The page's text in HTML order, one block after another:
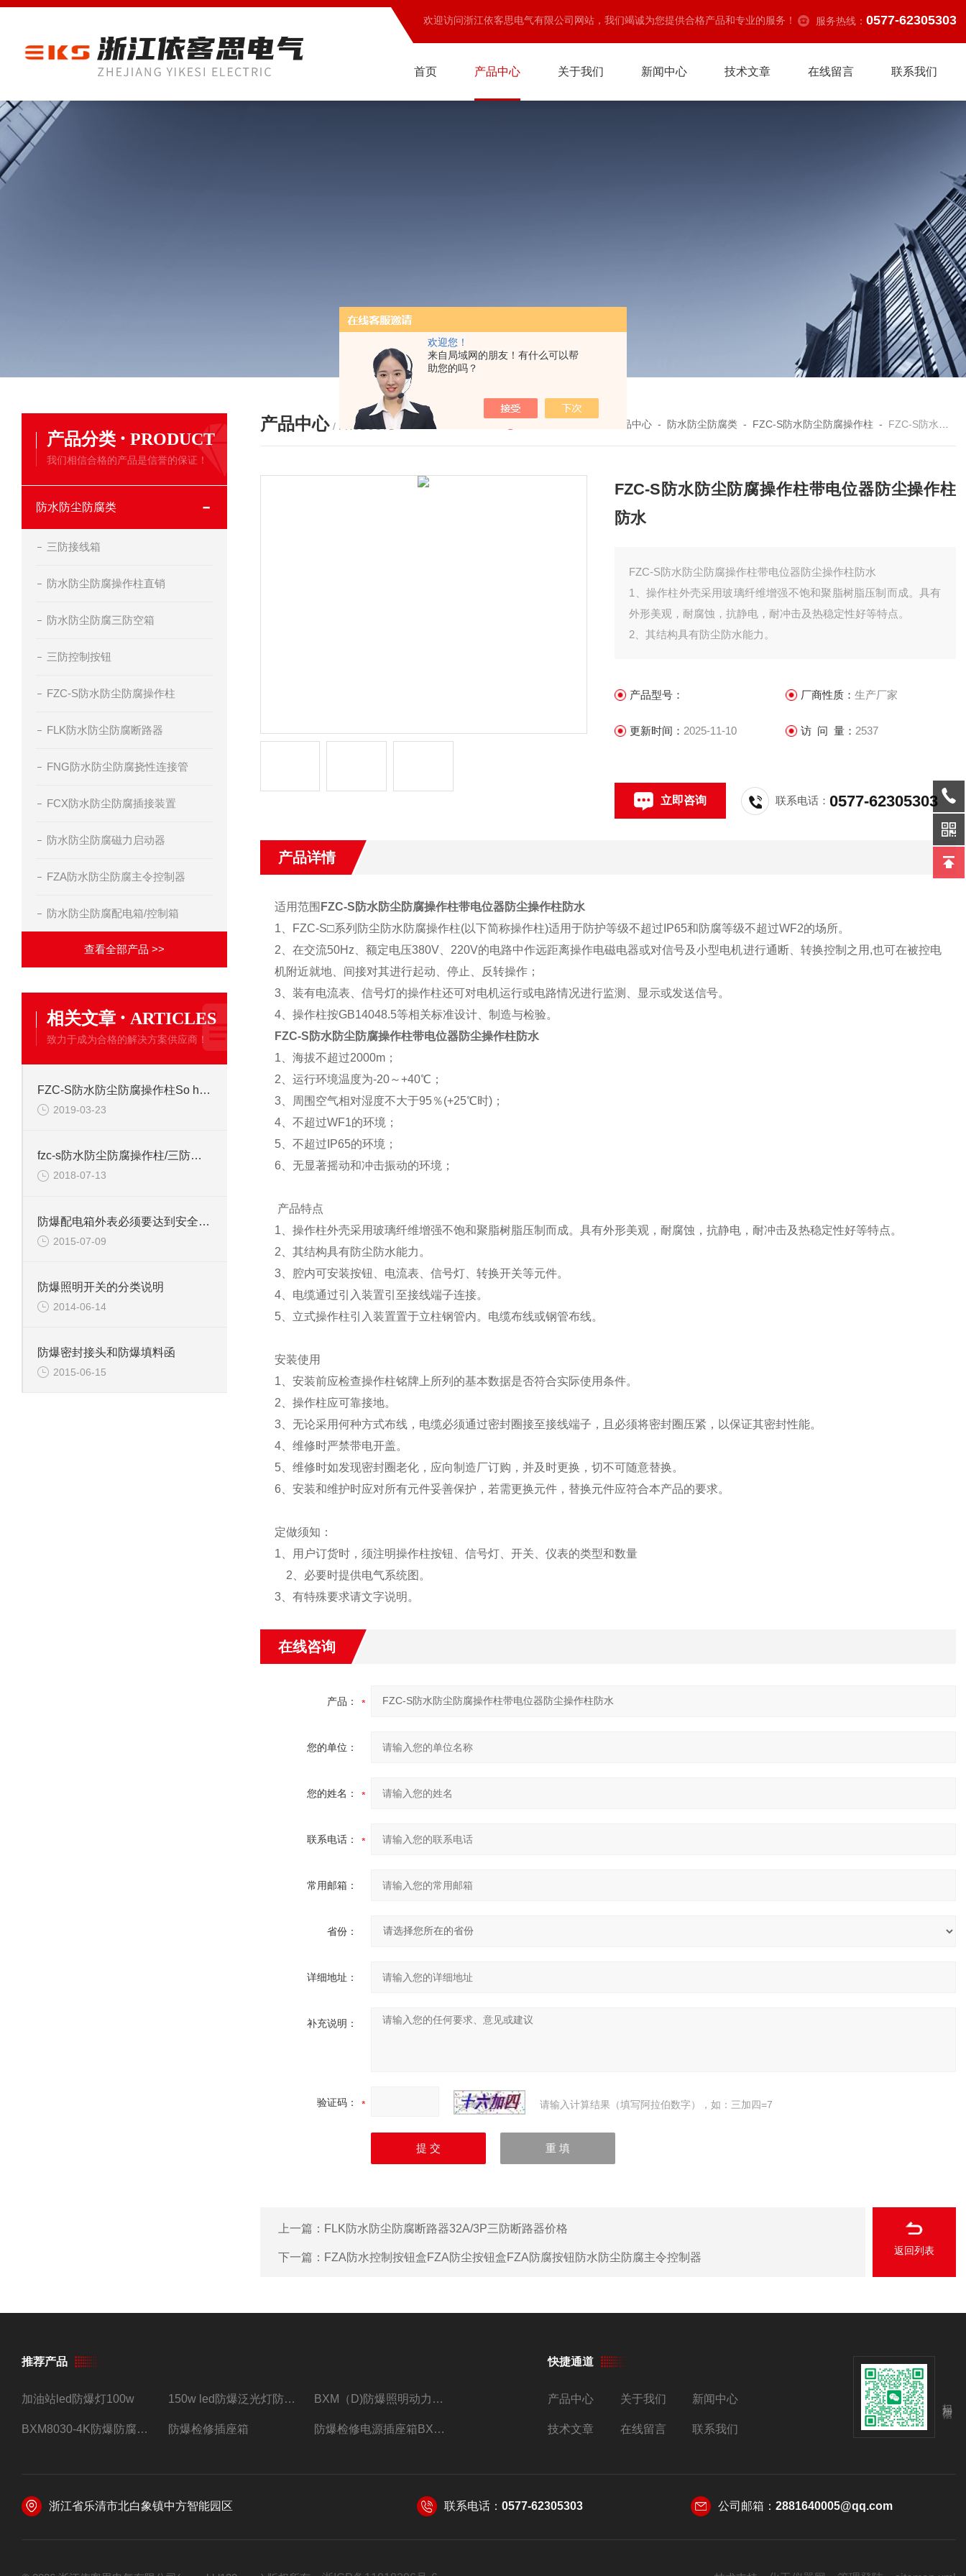
欢迎您！
来自局域网的朋友！有什么可以帮
助您的吗？
欢迎访问浙江依客思电气有限公司网站，我们竭诚为您提供合格产品和专业的服务！ 服务热线： 0577-62305303
首页 产品中心 关于我们 新闻中心 技术文章 在线留言 联系我们
产品分类 · PRODUCT
我们相信合格的产品是信誉的保证！
防水防尘防腐类
三防接线箱
防水防尘防腐操作柱直销
防水防尘防腐三防空箱
三防控制按钮
FZC-S防水防尘防腐操作柱
FLK防水防尘防腐断路器
FNG防水防尘防腐挠性连接管
FCX防水防尘防腐插接装置
防水防尘防腐磁力启动器
FZA防水防尘防腐主令控制器
防水防尘防腐配电箱/控制箱
查看全部产品 >>
相关文章 · ARTICLES
致力于成为合格的解决方案供应商！
FZC-S防水防尘防腐操作柱So hey you
2019-03-23
fzc-s防水防尘防腐操作柱/三防按钮控制箱
2018-07-13
防爆配电箱外表必须要达到安全事项
2015-07-09
防爆照明开关的分类说明
2014-06-14
防爆密封接头和防爆填料函
2015-06-15
产品中心 / PRODUCTS 产品中心 - 防水防尘防腐类 - FZC-S防水防尘防腐操作柱 - FZC-S防水防尘防腐操作柱带电位器防尘操作柱防水
FZC-S防水防尘防腐操作柱带电位器防尘操作柱
防水
FZC-S防水防尘防腐操作柱带电位器防尘操作柱防水
1、操作柱外壳采用玻璃纤维增强不饱和聚脂树脂压制而成。具有
外形美观，耐腐蚀，抗静电，耐冲击及热稳定性好等特点。
2、其结构具有防尘防水能力。
产品型号： 厂商性质： 生产厂家
更新时间： 2025-11-10 访 问 量： 2537
立即咨询 联系电话：0577-62305303
产品详情
适用范围 FZC-S防水防尘防腐操作柱带电位器防尘操作柱防水
1、FZC-S□系列防尘防水防腐操作柱(以下简称操作柱)适用于防护等级不超过IP65和防腐等级不超过WF2的场所。
2、在交流50Hz、额定电压380V、220V的电路中作远距离操作电磁电器或对信号及小型电机进行通断、转换控制之用,也可在被控电
机附近就地、间接对其进行起动、停止、反转操作；
3、装有电流表、信号灯的操作柱还可对电机运行或电路情况进行监测、显示或发送信号。
4、操作柱按GB14048.5等相关标准设计、制造与检验。
FZC-S防水防尘防腐操作柱带电位器防尘操作柱防水
1、海拔不超过2000m；
2、运行环境温度为-20～+40℃；
3、周围空气相对湿度不大于95％(+25℃时)；
4、不超过WF1的环境；
5、不超过IP65的环境；
6、无显著摇动和冲击振动的环境；
产品特点
1、操作柱外壳采用玻璃纤维增强不饱和聚脂树脂压制而成。具有外形美观，耐腐蚀，抗静电，耐冲击及热稳定性好等特点。
2、其结构具有防尘防水能力。
3、腔内可安装按钮、电流表、信号灯、转换开关等元件。
4、电缆通过引入装置引至接线端子连接。
5、立式操作柱引入装置置于立柱钢管内。电缆布线或钢管布线。
安装使用
1、安装前应检查操作柱铭牌上所列的基本数据是否符合实际使用条件。
2、操作柱应可靠接地。
3、无论采用何种方式布线，电缆必须通过密封圈接至接线端子，且必须将密封圈压紧，以保证其密封性能。
4、维修时严禁带电开盖。
5、维修时如发现密封圈老化，应向制造厂订购，并及时更换，切不可随意替换。
6、安装和维护时应对所有元件妥善保护，若需更换元件，替换元件应符合本产品的要求。
定做须知：
1、用户订货时，须注明操作柱按钮、信号灯、开关、仪表的类型和数量
2、必要时提供电气系统图。
3、有特殊要求请文字说明。
在线咨询
产品：
您的单位：
您的姓名：
联系电话：
常用邮箱：
省份：
详细地址：
补充说明：
验证码： 请输入计算结果（填写阿拉伯数字），如：三加四=7
上一篇： FLK防水防尘防腐断路器32A/3P三防断路器价格
下一篇： FZA防水控制按钮盒FZA防尘按钮盒FZA防腐按钮防水防尘防腐主令控制器
返回列表
推荐产品
加油站led防爆灯100w 150w led防爆泛光灯防水防尘防爆三防灯 BXM（D)防爆照明动力配电箱IIB IIC生产厂家
BXM8030-4K防爆防腐照明配电箱四路带总开关 防爆检修插座箱 防爆检修电源插座箱BXX52-2/16/380V带插座防爆配电箱
快捷通道
产品中心 关于我们 新闻中心
技术文章 在线留言 联系我们
浙江省乐清市北白象镇中方智能园区 联系电话： 0577-62305303 公司邮箱： 2881640005@qq.com